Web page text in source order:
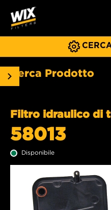
Cerca Prodotto
Filtro idraulico di
58013
Disponibile